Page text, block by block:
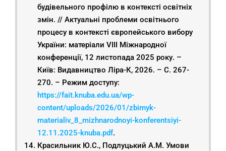
будівельного профілю в контексті освітніх
змін. // Актуальні проблеми освітнього
процесу в контексті європейського вибору
України: матеріали VIІІ Міжнародної
конференції, 12 листопада 2025 року. –
Київ: Видавництво Ліра-К, 2026. – С. 267-
270. – Режим доступу:
https://fait.knuba.edu.ua/wp-
content/uploads/2026/01/zbirnyk-
materialiv_8_mizhnarodnoyi-konferentsiyi-
12.11.2025-knuba.pdf.
Красильник Ю.С., Подлуцький А.М. Умови